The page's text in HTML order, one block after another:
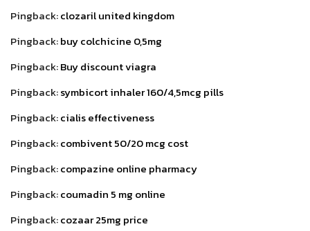
Pingback:clozaril united kingdom
Pingback:buy colchicine 0,5mg
Pingback:Buy discount viagra
Pingback:symbicort inhaler 160/4,5mcg pills
Pingback:cialis effectiveness
Pingback:combivent 50/20 mcg cost
Pingback:compazine online pharmacy
Pingback:coumadin 5 mg online
Pingback:cozaar 25mg price